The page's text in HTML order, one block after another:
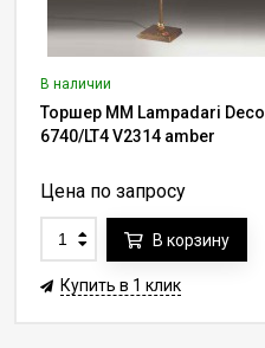
В наличии
Торшер MM Lampadari Deco
6740/LT4 V2314 amber
Цена по запросу
В корзину
Купить в 1 клик